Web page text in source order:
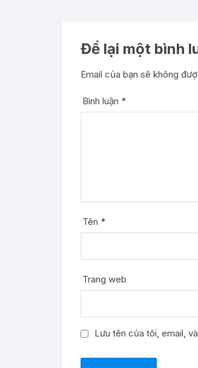
Để lại một bình
Email của bạn sẽ không
Bình luận *
Tên *
Trang web
Lưu tên của tôi, email,